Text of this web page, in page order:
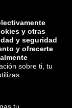
lounge.sk
lounge.hr